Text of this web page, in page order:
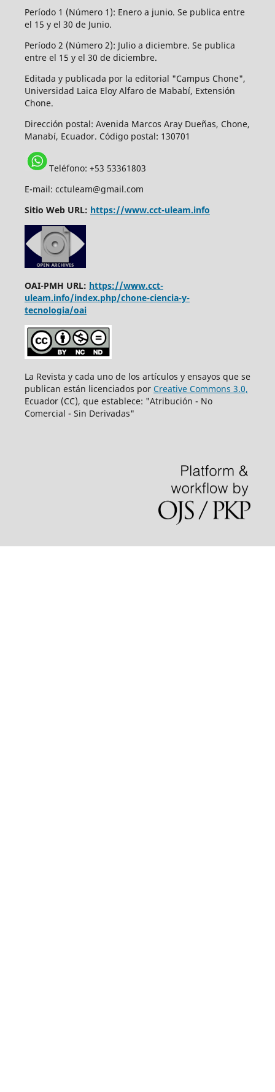
Período 1 (Número 1): Enero a junio. Se publica entre
el 15 y el 30 de Junio.
Período 2 (Número 2): Julio a diciembre. Se publica
entre el 15 y el 30 de diciembre.
Editada y publicada por la editorial "Campus Chone",
Universidad Laica Eloy Alfaro de Mababí, Extensión
Chone.
Dirección postal: Avenida Marcos Aray Dueñas, Chone,
Manabí, Ecuador. Código postal: 130701
Teléfono: +53 53361803
E-mail: cctuleam@gmail.com
Sitio Web URL: https://www.cct-uleam.info
OAI-PMH URL: https://www.cct-
uleam.info/index.php/chone-ciencia-y-
tecnologia/oai
La Revista y cada uno de los artículos y ensayos que se
publican están licenciados por Creative Commons 3.0,
Ecuador (CC), que establece: "Atribución - No
Comercial - Sin Derivadas"